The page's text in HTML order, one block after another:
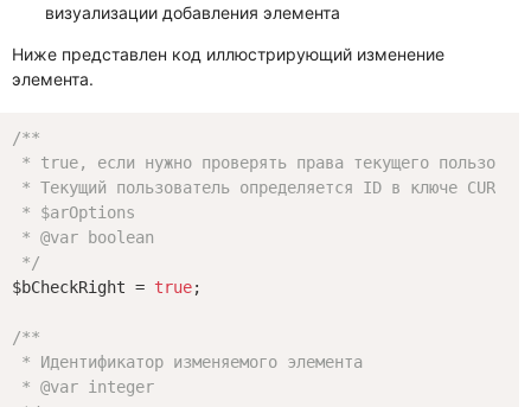
визуализации добавления элемента
Ниже представлен код иллюстрирующий изменение
элемента.
/**
* true, если нужно проверять права текущего
* Текущий пользователь определяется ID в ключе
* $arOptions
* @var boolean
*/
$bCheckRight = true;
/**
* Идентификатор изменяемого элемента
* @var integer